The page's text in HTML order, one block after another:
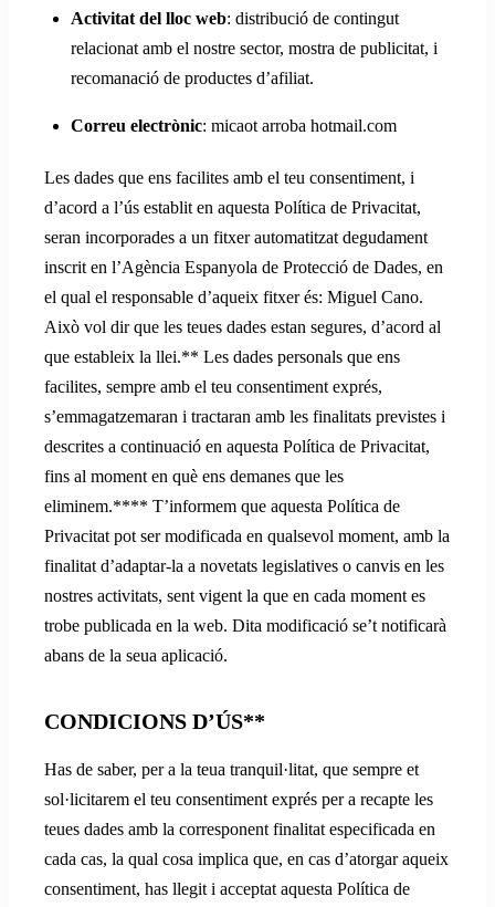
Activitat del lloc web: distribució de contingut
relacionat amb el nostre sector, mostra de publicitat, i
recomanació de productes d’afiliat.
Correu electrònic: micaot arroba hotmail.com
Les dades que ens facilites amb el teu consentiment, i
d’acord a l’ús establit en aquesta Política de Privacitat,
seran incorporades a un fitxer automatitzat degudament
inscrit en l’Agència Espanyola de Protecció de Dades, en
el qual el responsable d’aqueix fitxer és: Miguel Cano.
Això vol dir que les teues dades estan segures, d’acord al
que estableix la llei.** Les dades personals que ens
facilites, sempre amb el teu consentiment exprés,
s’emmagatzemaran i tractaran amb les finalitats previstes i
descrites a continuació en aquesta Política de Privacitat,
fins al moment en què ens demanes que les
eliminem.**** T’informem que aquesta Política de
Privacitat pot ser modificada en qualsevol moment, amb la
finalitat d’adaptar-la a novetats legislatives o canvis en les
nostres activitats, sent vigent la que en cada moment es
trobe publicada en la web. Dita modificació se’t notificarà
abans de la seua aplicació.
CONDICIONS D’ÚS**
Has de saber, per a la teua tranquil·litat, que sempre et
sol·licitarem el teu consentiment exprés per a recapte les
teues dades amb la corresponent finalitat especificada en
cada cas, la qual cosa implica que, en cas d’atorgar aqueix
consentiment, has llegit i acceptat aquesta Política de